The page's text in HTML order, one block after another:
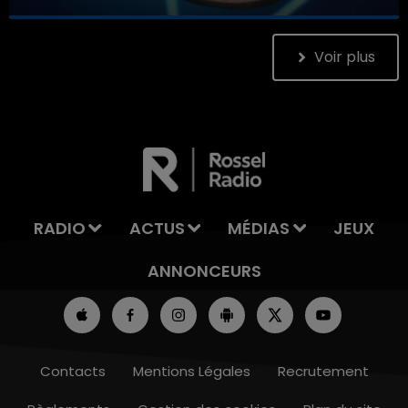
LA TEAM DE L'ÉTÉ
Votre horoscope du jour
Voir plus
RADIO ACTUS MÉDIAS
JEUX
ANNONCEURS
Contacts Mentions Légales
Recrutement